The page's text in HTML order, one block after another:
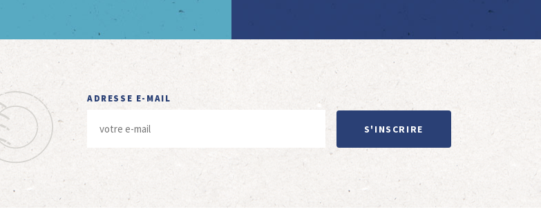
ADRESSE E-MAIL
S'INSCRIRE